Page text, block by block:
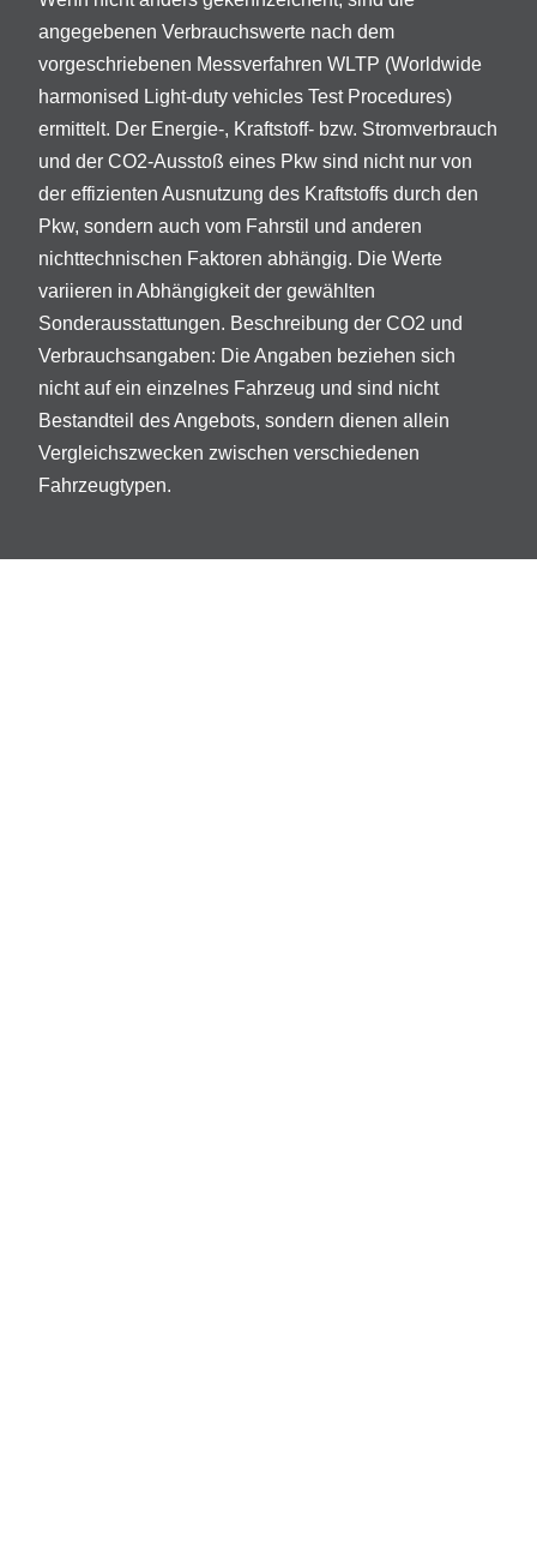
angegebenen Verbrauchswerte nach dem
vorgeschriebenen Messverfahren WLTP (Worldwide
harmonised Light-duty vehicles Test Procedures)
ermittelt. Der Energie-, Kraftstoff- bzw. Stromverbrauch
und der CO2-Ausstoß eines Pkw sind nicht nur von
der effizienten Ausnutzung des Kraftstoffs durch den
Pkw, sondern auch vom Fahrstil und anderen
nichttechnischen Faktoren abhängig. Die Werte
variieren in Abhängigkeit der gewählten
Sonderausstattungen. Beschreibung der CO2 und
Verbrauchsangaben: Die Angaben beziehen sich
nicht auf ein einzelnes Fahrzeug und sind nicht
Bestandteil des Angebots, sondern dienen allein
Vergleichszwecken zwischen verschiedenen
Fahrzeugtypen.